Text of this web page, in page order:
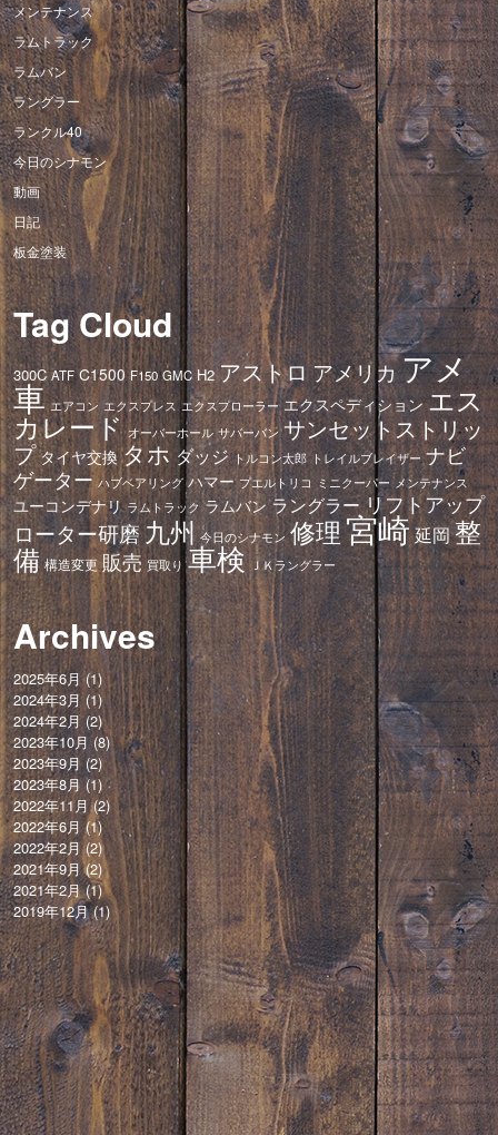
メンテナンス
ラムトラック
ラムバン
ラングラー
ランクル40
今日のシナモン
動画
日記
板金塗装
Tag Cloud
300C ATF C1500 F150 GMC H2 アストロアメリカ アメ
車 エアコン エクスプレス エクスプローラー エクスペディション エス
カレード オーバーホール サバーバン サンセットストリッ
プタイヤ交換タホ ダッジ トルコン太郎 トレイルブレイザー ナビ
ゲーター ハブベアリング ハマー プエルトリコ ミニクーパー メンテナンス
ユーコンデナリ ラムトラック ラムバン ラングラー リフトアップ
ローター研磨九州 今日のシナモン 修理宮崎延岡 整
備 構造変更 販売 買取り 車検 ＪＫラングラー
Archives
2025年6月(1)
2024年3月(1)
2024年2月(2)
2023年10月(8)
2023年9月(2)
2023年8月(1)
2022年11月(2)
2022年6月(1)
2022年2月(2)
2021年9月(2)
2021年2月(1)
2019年12月(1)